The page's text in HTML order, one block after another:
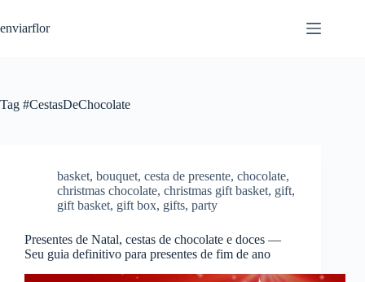
k
c
enviarflor
Tag #CestasDeChocolate
basket, bouquet, cesta de presente, chocolate,
christmas chocolate, christmas gift basket, gift,
gift basket, gift box, gifts, party
Presentes de Natal, cestas de chocolate e doces —
Seu guia definitivo para presentes de fim de ano